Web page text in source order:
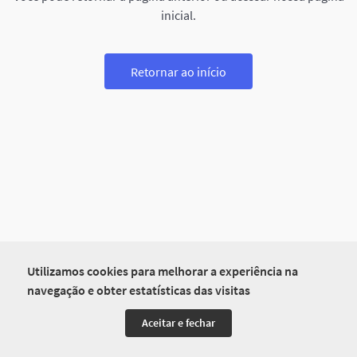
Utilizamos cookies para melhorar a experiência na
navegação e obter estatísticas das visitas
Aceitar e fechar
inicial.
Retornar ao início